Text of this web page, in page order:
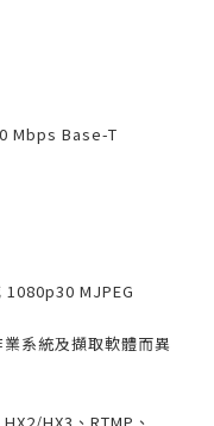
Mbps Base-T
MJPEG
系統及擷取軟體而異